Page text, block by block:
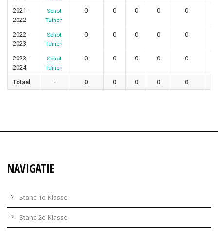
2021-
2022
Schot
Tuinen
0 0 0 0 0
2022-
2023
Schot
Tuinen
0 0 0 0 0
2023-
2024
Schot
Tuinen
0 0 0 0 0
Totaal - 0 0 0 0 0
NAVIGATIE
Stand 1e-Klasse
Stand 2e-Klasse